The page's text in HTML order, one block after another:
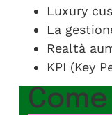
Luxury
La
Realtà
KPI (Key